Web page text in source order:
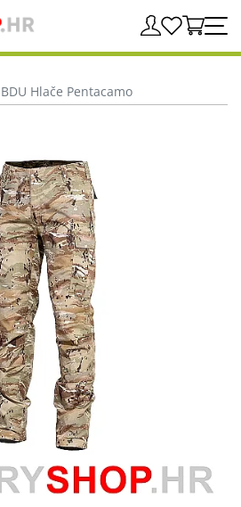
Hlače Pentacamo